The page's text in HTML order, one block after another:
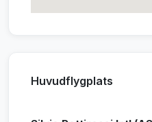
Huvudflygplats